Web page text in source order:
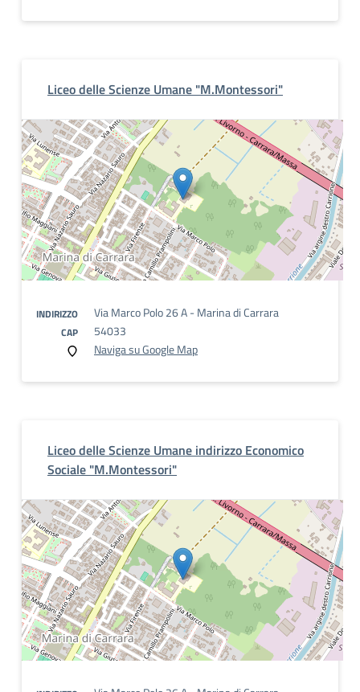
Liceo delle Scienze Umane "M.Montessori"
INDIRIZZO Via Marco Polo 26 A - Marina di Carrara
CAP
54033
Naviga su Google Map
Liceo delle Scienze Umane indirizzo Economico
Sociale "M.Montessori"